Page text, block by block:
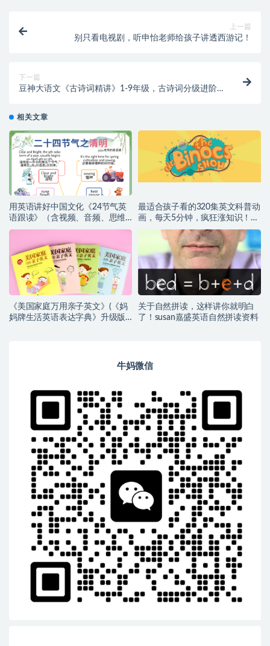
上一篇
别只看电视剧，听申怡老师给孩子讲透西游记！
下一篇
豆神大语文《古诗词精讲》1-9年级，古诗词分级进阶
相关文章
用英语讲好中国文化《24节气英
语跟读》（含视频、音频、思维
导图）高清（百度网盘）
最适合孩子看的320集英文科普动
画，每天5分钟，疯狂涨知识！
（百度网盘）
《美国家庭万用亲子英文》(《妈
妈牌生活英语表达字典》升级版)
关于自然拼读，这样讲你就明白
了！susan嘉盛英语自然拼读资料
牛妈微信